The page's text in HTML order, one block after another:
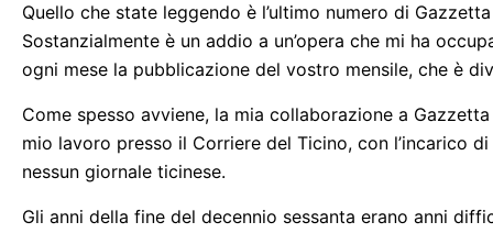
Quello che state leggendo è l’ultimo numero di
Sostanzialmente è un addio a un’opera che mi ha
ogni mese la pubblicazione del vostro mensile, che è
Come spesso avviene, la mia collaborazione a
mio lavoro presso il Corriere del Ticino, con l’incarico
nessun giornale ticinese.
Gli anni della fine del decennio sessanta erano anni